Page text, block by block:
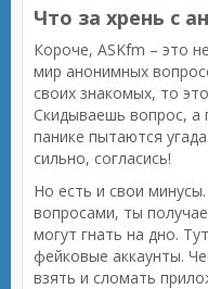
Что за хрень с
Короче, ASKfm – это
мир анонимных
своих знакомых, то
Скидываешь вопрос,
панике пытаются
сильно, согласись!
Но есть и свои
вопросами, ты
могут гнать на дно.
фейковые аккаунты.
взять и сломать